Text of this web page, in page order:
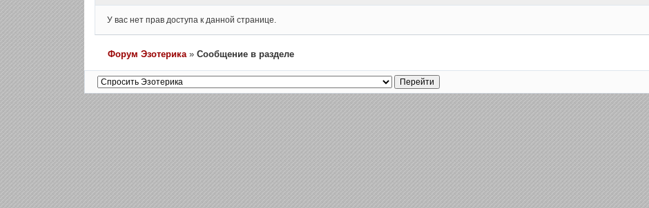
У вас нет прав доступа к данной странице.
Форум Эзотерика »Сообщение в разделе